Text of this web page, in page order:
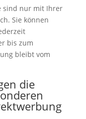
sind nur mit Ihrer
Sie können
bis zum
bleibt vom
die